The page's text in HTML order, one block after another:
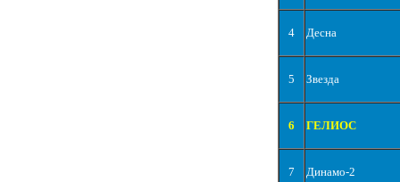
4 Десна
5 Звезда
6 ГЕЛИОС
7 Динамо-2